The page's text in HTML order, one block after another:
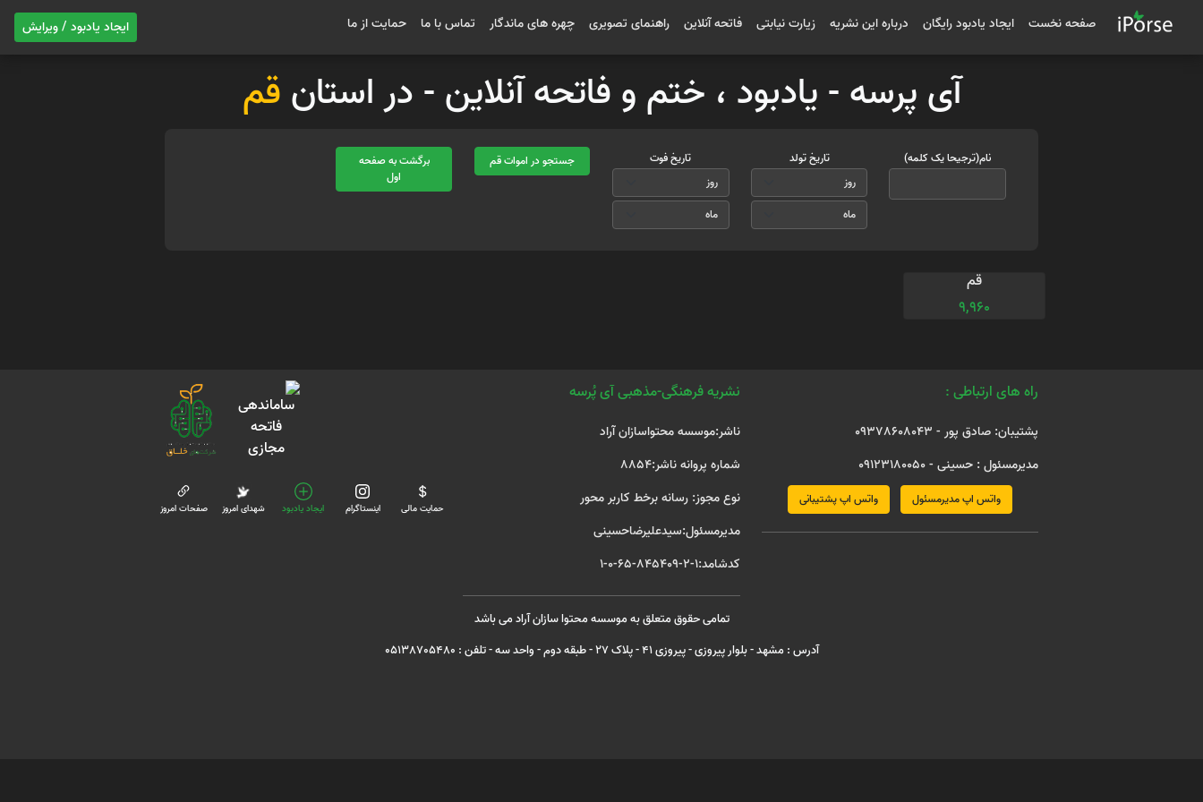
ایجاد یادبود / ویرایش صفحه نخست ایجاد یادبود رایگان درباره این نشریه زیارت نیابتی فاتحه آنلاین راهنمای تصویری چهره های ماندگار تماس با ما حمایت از ما
آی پرسه - یادبود ، ختم و فاتحه آنلاین - در استان قم
نام(ترجیحا یک کلمه) تاریخ تولد تاریخ فوت جستجو در اموات قم
برگشت به صفحه
اول
قم
9,960
راه های ارتباطی :
پشتیبان: صادق پور - 09378608043
مدیرمسئول : حسینی - 09123180050
واتس اپ مدیرمسئول واتس اپ پشتیبانی
نشریه فرهنگی-مذهبی آی پُرسه
ناشر:موسسه محتواسازان آراد
شماره پروانه ناشر:8854
نوع مجوز: رسانه برخط کاربر محور
مدیرمسئول:سیدعلیرضاحسینی
کدشامد:1-2-845409-65-0-1
حمایت مالی اینستاگرام ایجاد یادبود شهدای امروز صفحات امروز
تمامی حقوق متعلق به موسسه محتوا سازان آراد می باشد
آدرس : مشهد - بلوار پیروزی - پیروزی 41 - پلاک 27 - طبقه دوم - واحد سه - تلفن : 05138705480